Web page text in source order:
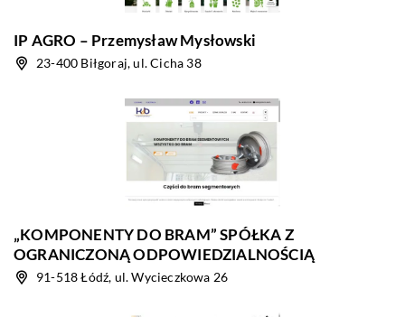
IP AGRO – Przemysław Mysłowski
23-400 Biłgoraj, ul. Cicha 38
„KOMPONENTY DO BRAM” SPÓŁKA Z
OGRANICZONĄ ODPOWIEDZIALNOŚCIĄ
91-518 Łódź, ul. Wycieczkowa 26